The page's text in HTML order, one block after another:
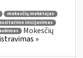
mokesčių mokėtojas
susitarimo inicijavimas
Mokesčių
»